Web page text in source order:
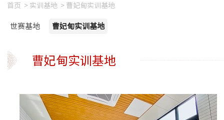
首页 > 实训基地 > 曹妃甸实训基地
世赛基地 曹妃甸实训基地
曹妃甸实训基地